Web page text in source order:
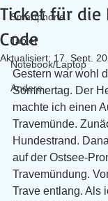
Smartphone
Tablet
Notebook/Laptop
Andere
Ticket für die
Code
Aktualisiert: 17. Sept.
Gestern war wohl
Sommertag. Der
machte ich einen
Travemünde.
Hundestrand.
auf der Ostsee-
Travemündung.
Trave entlang. Als